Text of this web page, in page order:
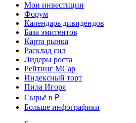
Мои инвестиции
Форум
Календарь дивидендов
База эмитентов
Карта рынка
Расклад сил
Лидеры роста
Рейтинг MCap
Индексный торт
Пила Игоря
Сырьё в ₽
Больше инфографики